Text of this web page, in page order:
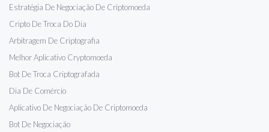
Estratégia De Negociação De Criptomoeda
Cripto De Troca Do Dia
Arbitragem De Criptografia
Melhor Aplicativo Cryptomoeda
Bot De Troca Criptografada
Dia De Comércio
Aplicativo De Negociação De Criptomoeda
Bot De Negociação